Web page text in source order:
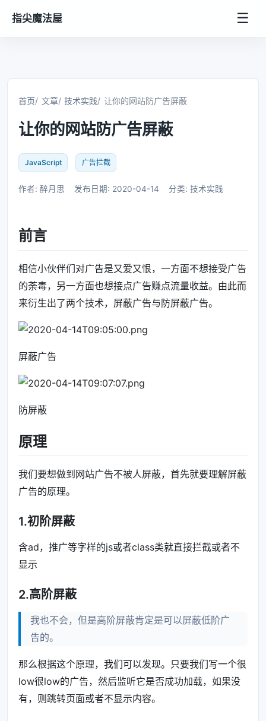
指尖魔法屋 ☰
首页 文章 技术实践 让你的网站防广告屏蔽
让你的网站防广告屏蔽
JavaScript 广告拦截
作者: 醉月思 发布日期: 2020-04-14 分类: 技术实践
前言
相信小伙伴们对广告是又爱又恨，一方面不想接受广告
的荼毒，另一方面也想接点广告赚点流量收益。由此而
来衍生出了两个技术，屏蔽广告与防屏蔽广告。
屏蔽广告
防屏蔽
原理
我们要想做到网站广告不被人屏蔽，首先就要理解屏蔽
广告的原理。
1.初阶屏蔽
含ad，推广等字样的js或者class类就直接拦截或者不
显示
2.高阶屏蔽
我也不会，但是高阶屏蔽肯定是可以屏蔽低阶广
告的。
那么根据这个原理，我们可以发现。只要我们写一个很
low很low的广告，然后监听它是否成功加载，如果没
有，则跳转页面或者不显示内容。